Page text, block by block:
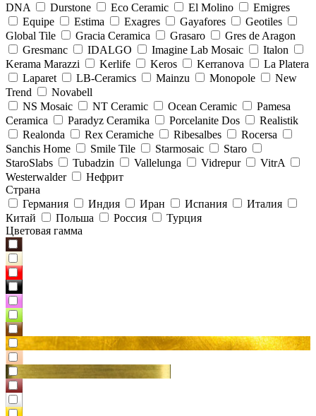
DNA
Durstone Eco Ceramic El Molino
Emigres
Equipe
Estima Exagres Gayafores
Geotiles
Global Tile
Gracia Ceramica Grasaro
Gres de Aragon
Gresmanc
IDALGO Imagine Lab Mosaic
Italon
Kerama Marazzi
Kerlife Keros Kerranova
La Platera
Laparet
LB-Ceramics Mainzu Monopole
New
Trend
Novabell
NS Mosaic
NT Ceramic Ocean Ceramic
Pamesa
Ceramica
Paradyz Сeramika Porcelanite Dos
Realistik
Realonda
Rex Ceramiche Ribesalbes
Rocersa
Sanchis Home
Smile Tile Starmosaic
Staro
StaroSlabs
Tubadzin Vallelunga Vidrepur
VitrA
Westerwalder
Нефрит
Страна
Германия
Индия Иран Испания
Италия
Китай
Польша Россия
Турция
Цветовая гамма